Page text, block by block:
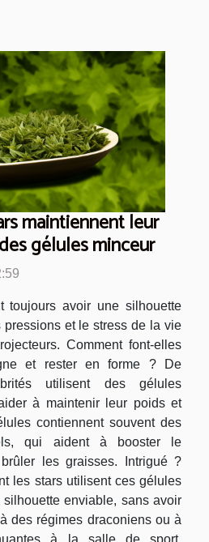
maintiennent leur
gélules minceur
toujours avoir une silhouette
pressions et le stress de la vie
Comment font-elles
et rester en forme ? De
utilisent des gélules
à maintenir leur poids et
contiennent souvent des
qui aident à booster le
les graisses. Intrigué ?
les stars utilisent ces gélules
enviable, sans avoir
des régimes draconiens ou à
à la salle de sport.